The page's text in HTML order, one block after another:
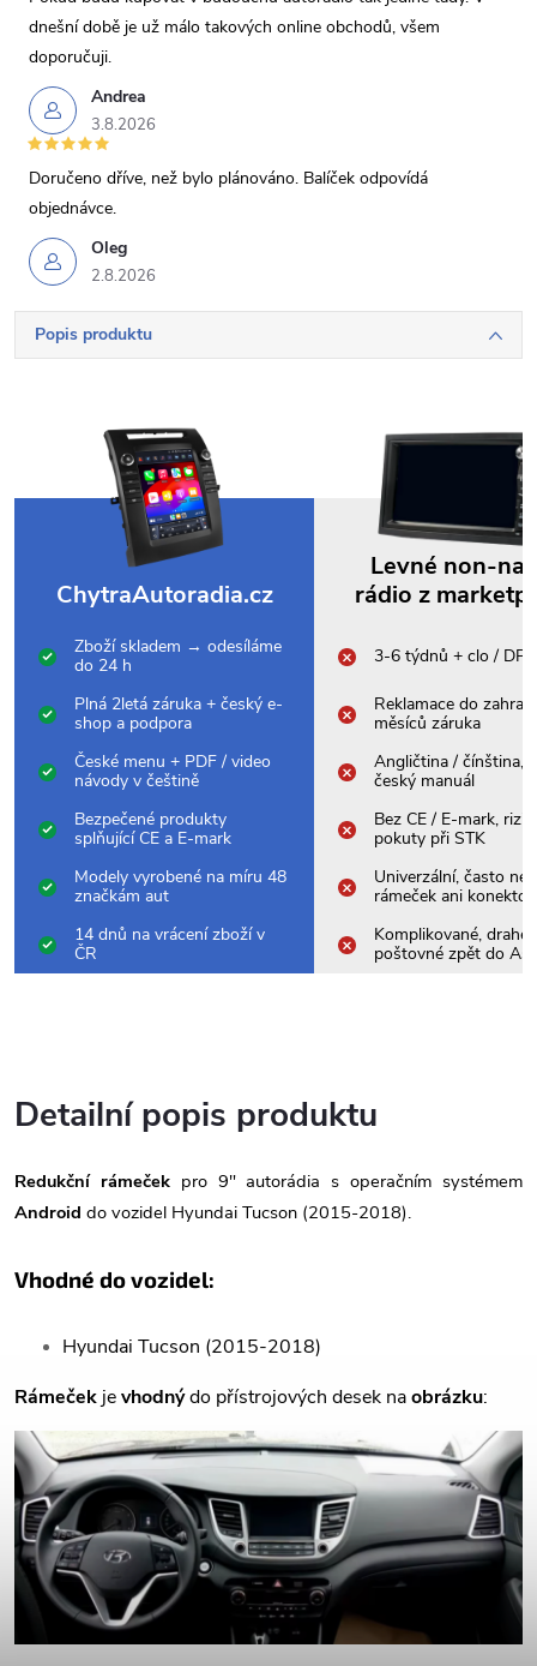
Andrea
3.8.2026
dnešní době je už málo takových online obchodů, všem
doporučuji.
Oleg
2.8.2026
Doručeno dříve, než bylo plánováno. Balíček odpovídá
objednávce.
Popis produktu
ChytraAutoradia.cz
Levné non-
rádio z
Zboží skladem → odesíláme
do 24 h
3-6 týdnů + clo /
Plná 2letá záruka + český e-
shop a podpora
Reklamace do
měsíců záruka
České menu + PDF / video
návody v češtině
Angličtina / čínština,
český manuál
Bezpečené produkty
splňující CE a E-mark
Bez CE / E-mark,
pokuty při STK
Modely vyrobené na míru 48
značkám aut
Univerzální, často
rámeček ani konektor
14 dnů na vrácení zboží v
ČR
Komplikované, drahé
poštovné zpět do
Detailní popis produktu
Redukční rámečekpro 9" autorádia s operačním systémem
Android do vozidel Hyundai Tucson (2015-2018).
Vhodné do vozidel:
Hyundai Tucson (2015-2018)
Rámeček jevhodnýdo přístrojových desek naobrázku: